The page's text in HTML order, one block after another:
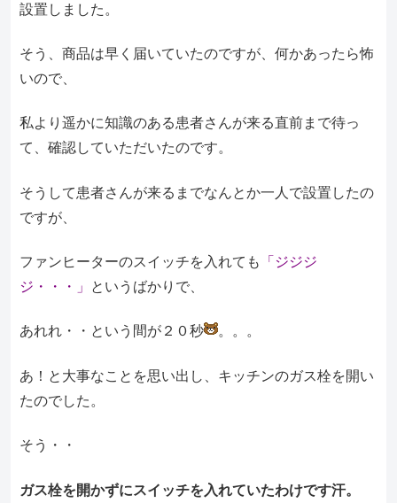
設置しました。
そう、商品は早く届いていたのですが、何かあったら怖
いので、
私より遥かに知識のある患者さんが来る直前まで待っ
て、確認していただいたのです。
そうして患者さんが来るまでなんとか一人で設置したの
ですが、
ファンヒーターのスイッチを入れても
「ジジジ
ジ・・・」
というばかりで、
あれれ・・という間が２０秒 。。。
あ！と大事なことを思い出し、キッチンのガス栓を開い
たのでした。
そう・・
ガス栓を開かずにスイッチを入れていたわけです汗。